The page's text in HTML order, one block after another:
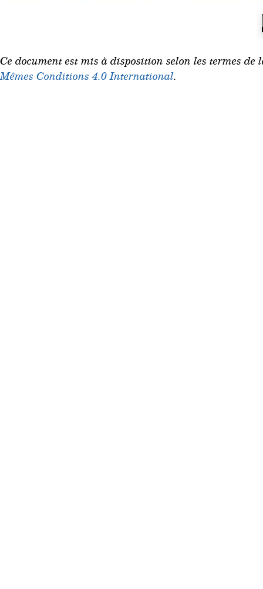
Ce document est mis à disposition selon les termes de
Mêmes Conditions 4.0 International.